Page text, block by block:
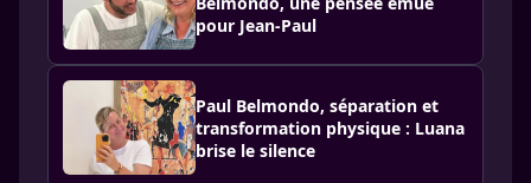
pour Jean-Paul
Paul Belmondo, séparation et
transformation physique : Luana
brise le silence